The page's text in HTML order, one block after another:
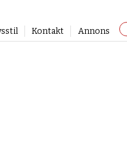
Kontakt Annons